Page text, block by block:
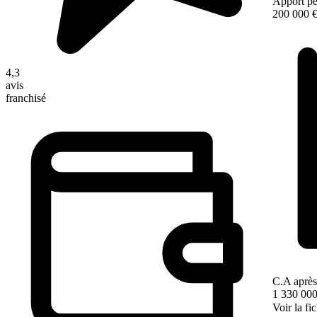
4,3
avis
franchisé
200 000 €
C.A
1 330
Voir la